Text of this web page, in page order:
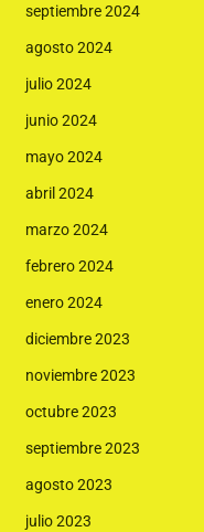
septiembre 2024
agosto 2024
julio 2024
junio 2024
mayo 2024
abril 2024
marzo 2024
febrero 2024
enero 2024
diciembre 2023
noviembre 2023
octubre 2023
septiembre 2023
agosto 2023
julio 2023